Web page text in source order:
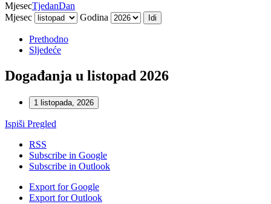
MjesecTjedanDan
Mjesec
Godina
Prethodno
Sljedeće
Događanja u listopad 2026
1 listopada, 2026
Ispiši Pregled
RSS
Subscribe in Google
Subscribe in Outlook
Export forGoogle
Export forOutlook